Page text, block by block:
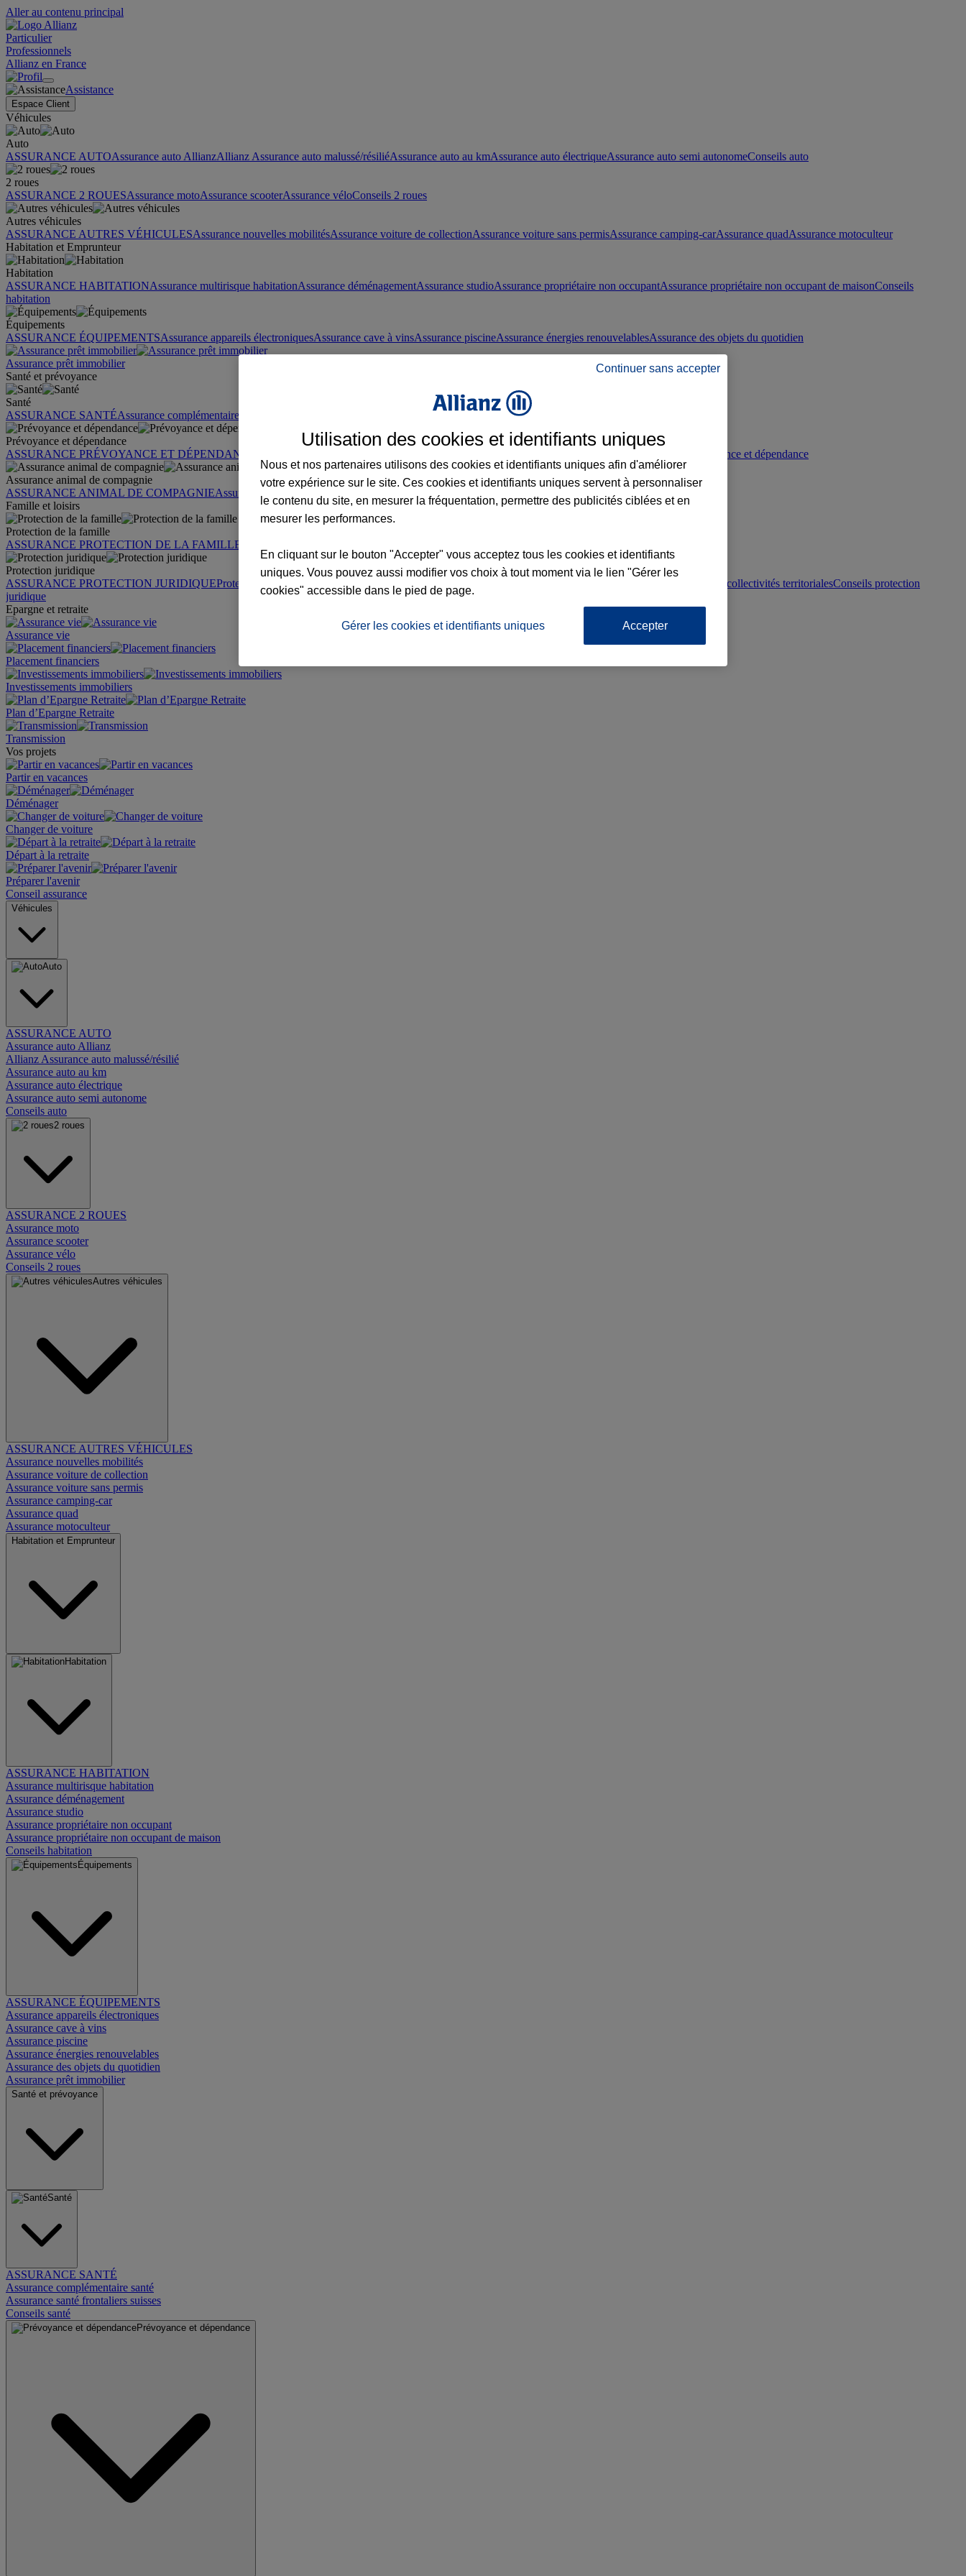
Aller au contenu principal
Particulier
Professionnels
Allianz en France
Assistance
Espace Client
Véhicules
Auto
ASSURANCE AUTOAssurance auto AllianzAllianz Assurance auto malussé/résiliéAssurance auto au kmAssurance auto électriqueAssurance auto semi autonomeConseils auto
2 roues
ASSURANCE 2 ROUESAssurance motoAssurance scooterAssurance véloConseils 2 roues
Autres véhicules
ASSURANCE AUTRES VÉHICULESAssurance nouvelles mobilitésAssurance voiture de collectionAssurance voiture sans permisAssurance camping-carAssurance quadAssurance motoculteur
Habitation et Emprunteur
Habitation
ASSURANCE HABITATIONAssurance multirisque habitationAssurance déménagementAssurance studioAssurance propriétaire non occupantAssurance propriétaire non occupant de maisonConseils
habitation
Équipements
ASSURANCE ÉQUIPEMENTSAssurance appareils électroniquesAssurance cave à vinsAssurance piscineAssurance énergies renouvelablesAssurance des objets du quotidien
Assurance prêt immobilier
Santé et prévoyance
Santé
ASSURANCE SANTÉAssurance complémentaire santé Conseils santé
Prévoyance et dépendance
ASSURANCE PRÉVOYANCE ET DÉPENDANCE
Conseils prévoyance et dépendance
Assurance animal de compagnie
ASSURANCE ANIMAL DE COMPAGNIEAssurance chien Assurance chat
Conseils animal de compagnie
Famille et loisirs
Protection de la famille
ASSURANCE PROTECTION DE LA FAMILLE
Protection juridique
ASSURANCE PROTECTION JURIDIQUEProtection juridique particuliers Protection juridique immobilière Protection juridique collectivités territorialesConseils protection
juridique
Epargne et retraite
Assurance vie
Placement financiers
Investissements immobiliers
Plan d’Epargne Retraite
Transmission
Vos projets
Partir en vacances
Déménager
Changer de voiture
Départ à la retraite
Préparer l'avenir
Conseil assurance
Véhicules
Auto
ASSURANCE AUTO
Assurance auto Allianz
Allianz Assurance auto malussé/résilié
Assurance auto au km
Assurance auto électrique
Assurance auto semi autonome
Conseils auto
2 roues
ASSURANCE 2 ROUES
Assurance moto
Assurance scooter
Assurance vélo
Conseils 2 roues
Autres véhicules
ASSURANCE AUTRES VÉHICULES
Assurance nouvelles mobilités
Assurance voiture de collection
Assurance voiture sans permis
Assurance camping-car
Assurance quad
Assurance motoculteur
Habitation et Emprunteur
Habitation
ASSURANCE HABITATION
Assurance multirisque habitation
Assurance déménagement
Assurance studio
Assurance propriétaire non occupant
Assurance propriétaire non occupant de maison
Conseils habitation
Équipements
ASSURANCE ÉQUIPEMENTS
Assurance appareils électroniques
Assurance cave à vins
Assurance piscine
Assurance énergies renouvelables
Assurance des objets du quotidien
Assurance prêt immobilier
Santé et prévoyance
Santé
ASSURANCE SANTÉ
Assurance complémentaire santé
Assurance santé frontaliers suisses
Conseils santé
Prévoyance et dépendance
Continuer sans accepter
Utilisation des cookies et identifiants uniques
Nous et nos partenaires utilisons des cookies et identifiants uniques afin d'améliorer
votre expérience sur le site. Ces cookies et identifiants uniques servent à personnaliser
le contenu du site, en mesurer la fréquentation, permettre des publicités ciblées et en
mesurer les performances.
En cliquant sur le bouton "Accepter" vous acceptez tous les cookies et identifiants
uniques. Vous pouvez aussi modifier vos choix à tout moment via le lien "Gérer les
cookies" accessible dans le pied de page.
Gérer les cookies et identifiants uniques Accepter